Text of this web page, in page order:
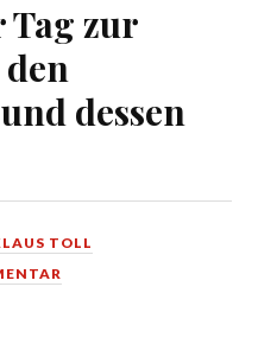
zur
dessen
TOLL